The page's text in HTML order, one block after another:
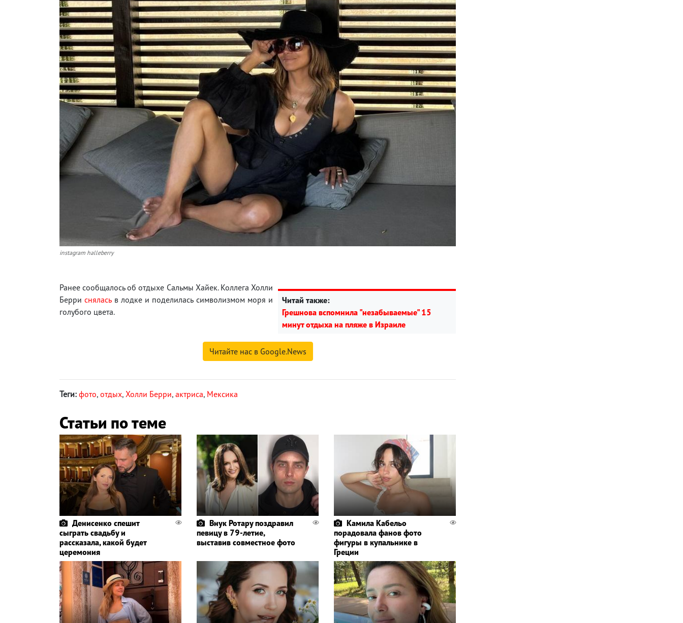
instagram halleberry
Читай также:
Грешнова вспомнила "незабываемые" 15
минут отдыха на пляже в Израиле
Ранее сообщалось об отдыхе Сальмы Хайек. Коллега Холли
Беррисняласьв лодке и поделилась символизмом моря и
голубого цвета.
Читайте нас в Google.News
Теги: фото, отдых, Холли Берри, актриса, Мексика
Статьи по теме
Денисенко спешит
сыграть свадьбу и
рассказала, какой будет
церемония
Внук Ротару поздравил
певицу в 79-летие,
выставив совместное фото
Камила Кабельо
порадовала фанов фото
фигуры в купальнике в
Греции